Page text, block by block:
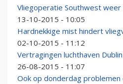
Vliegoperatie Southwest
13-10-2015 - 10:05
Hardnekkige mist hindert
02-10-2015 - 11:12
Vertragingen luchthaven
26-08-2015 - 11:07
Ook op donderdag